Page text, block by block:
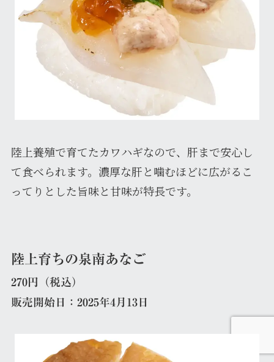
陸上養殖で育てたカワハギなので、肝まで安心し
て食べられます。濃厚な肝と噛むほどに広がるこ
ってりとした旨味と甘味が特長です。
陸上育ちの泉南あなご
270円（税込）
販売開始日：2025年4月13日